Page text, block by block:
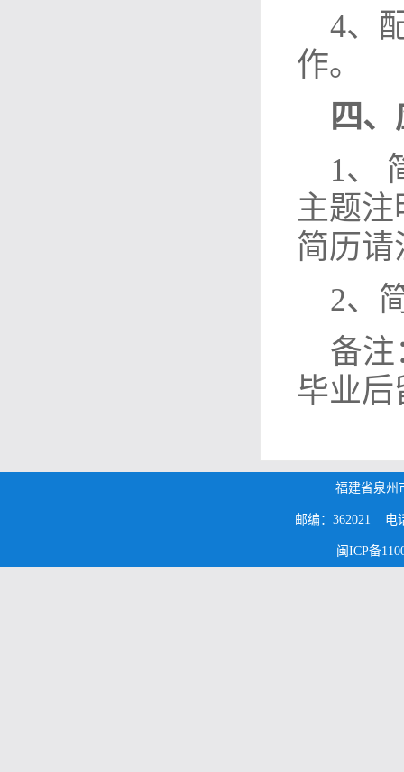
4、
作。
四
1、
主题
简历
2、
备注
毕业
福建省泉州
邮编：362021 电
闽ICP备